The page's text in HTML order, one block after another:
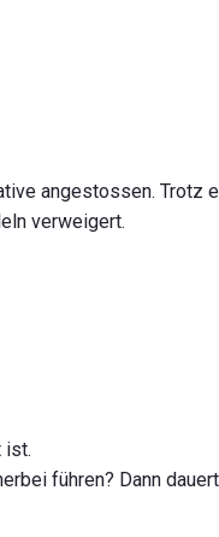
angestossen.
verweigert.
ist.
führen? Dann